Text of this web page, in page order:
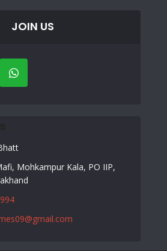
JOIN US
Mohkampur Kala, PO IIP,